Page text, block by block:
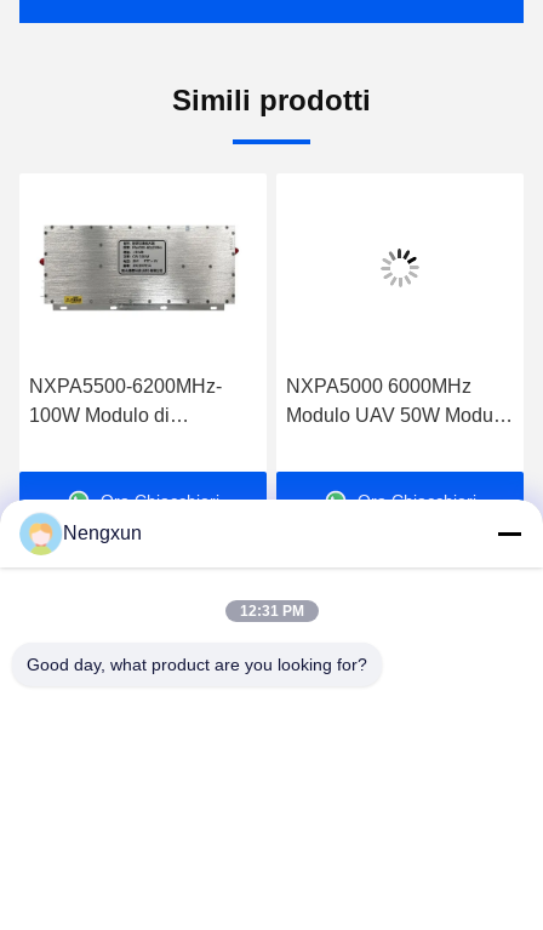
Simili prodotti
NXPA5500-6200MHz-
100W Modulo di
RF portatile Sistema anti-
droni e anti-UAV ad alta
potenza con accessori
Ora Chiacchieri
NXPA5000 6000MHz
Modulo UAV 50W Modulo
Ora Chiacchieri
Nengxun Communication Technology Co.,Ltd.
Nengxun
12:31 PM
Good day, what product are you looking for?